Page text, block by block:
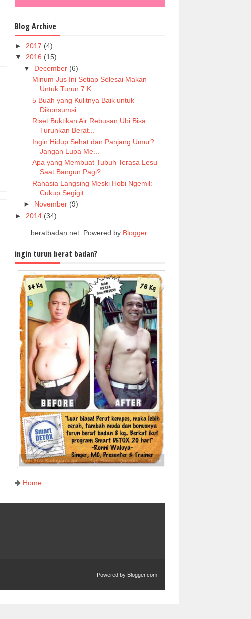
Blog Archive
► 2017 (4)
▼ 2016 (15)
▼ December (6)
Minum Jus Ini Setiap Selesai Makan
Untuk Turun 7 K...
5 Buah yang Kulitnya Baik untuk
Dikonsumsi
Riset Buktikan Air Rebusan Ubi Bisa
Turunkan Berat...
Ingin Hidup Sehat dan Panjang Umur?
Jangan Lupa Me...
Apa yang Membuat Tubuh Terasa Lesu
Saat Bangun Pagi?
Rahasia Langsing Meski Hobi Ngemil:
Cukup Segigit ...
► November (9)
► 2014 (34)
beratbadan.net. Powered by Blogger.
ingin turun berat badan?
Home
Powered by Blogger.com